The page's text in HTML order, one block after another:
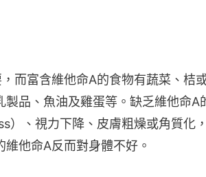
而富含維他命A的食物有蔬菜、桔
製品、魚油及雞蛋等。缺乏維他命A
）、視力下降、皮膚粗燥或角質化
他命A反而對身體不好。